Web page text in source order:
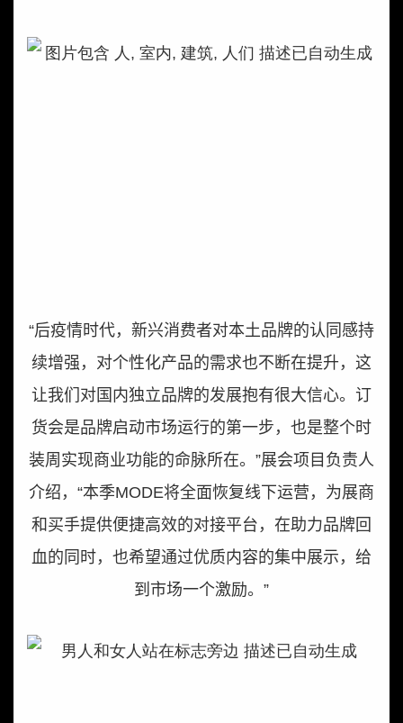
“后疫情时代，新兴消费者对本土品牌的认同感持
续增强，对个性化产品的需求也不断在提升，这
让我们对国内独立品牌的发展抱有很大信心。订
货会是品牌启动市场运行的第一步，也是整个时
装周实现商业功能的命脉所在。”展会项目负责人
介绍，“本季MODE将全面恢复线下运营，为展商
和买手提供便捷高效的对接平台，在助力品牌回
血的同时，也希望通过优质内容的集中展示，给
到市场一个激励。”